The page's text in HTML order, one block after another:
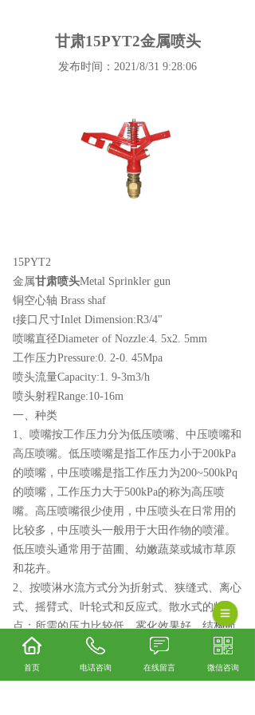
甘肃15PYT2金属喷头
发布时间：2021/8/31 9:28:06
15PYT2
金属甘肃喷头Metal Sprinkler gun
铜空心轴 Brass shaf
t接口尺寸Inlet Dimension:R3/4"
喷嘴直径Diameter of Nozzle:4. 5x2. 5mm
工作压力Pressure:0. 2-0. 45Mpa
喷头流量Capacity:1. 9-3m3/h
喷头射程Range:10-16m
一、种类
1、喷嘴按工作压力分为低压喷嘴、中压喷嘴和
高压喷嘴。低压喷嘴是指工作压力小于200kPa
的喷嘴，中压喷嘴是指工作压力为200~500kPq
的喷嘴，工作压力大于500kPa的称为高压喷
嘴。高压喷嘴很少使用，中压喷头在日常用的
比较多，中压喷头一般用于大田作物的喷灌。
低压喷头通常用于苗圃、幼嫩蔬菜或城市草原
和花卉。
2、按喷淋水流方式分为折射式、狭缝式、离心
式、摇臂式、叶轮式和反应式。散水式的特
点：所需的压力比较低、雾化效果好、结构简
单、价格低廉、喷灌强度高。喷射式的特点：
射程远，喷射强度小，运行可靠。
首页 电话咨询 在线留言 微信咨询